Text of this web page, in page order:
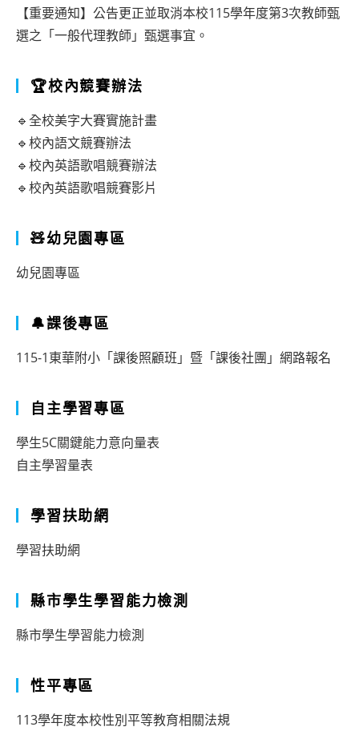
【重要通知】公告更正並取消本校115學年度第3次教師甄
選之「一般代理教師」甄選事宜。
🏆校內競賽辦法
🔹全校美字大賽實施計畫
🔹校內語文競賽辦法
🔹校內英語歌唱競賽辦法
🔹校內英語歌唱競賽影片
🧸幼兒園專區
幼兒園專區
🔔課後專區
115-1東華附小「課後照顧班」暨「課後社團」網路報名
自主學習專區
學生5C關鍵能力意向量表
自主學習量表
學習扶助網
學習扶助網
縣市學生學習能力檢測
縣市學生學習能力檢測
性平專區
113學年度本校性別平等教育相關法規